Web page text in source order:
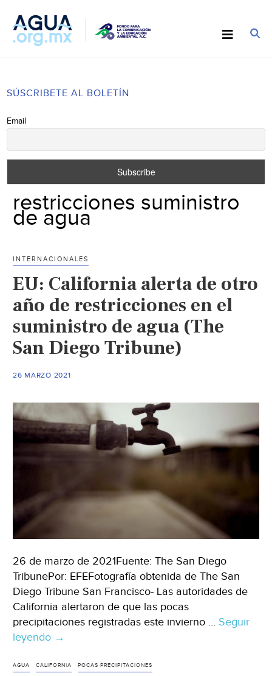
SÚSCRIBETE AL BOLETÍN
Email
restricciones suministro
de agua
INTERNACIONALES
EU: California alerta de otro
año de restricciones en el
suministro de agua (The
San Diego Tribune)
26 MARZO 2021
26 de marzo de 2021Fuente: The San Diego
TribunePor: EFEFotografía obtenida de The San
Diego Tribune San Francisco- Las autoridades de
California alertaron de que las pocas
precipitaciones registradas este invierno … Seguir
leyendo EU:
alerta
→
AGUA CALIFORNIA POCAS PRECIPITACIONES